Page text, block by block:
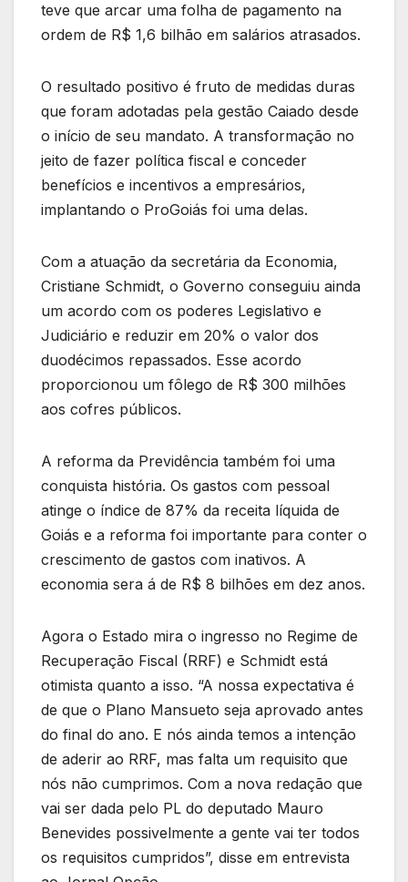
teve que arcar uma folha de pagamento na
ordem de R$ 1,6 bilhão em salários atrasados.
O resultado positivo é fruto de medidas duras
que foram adotadas pela gestão Caiado desde
o início de seu mandato. A transformação no
jeito de fazer política fiscal e conceder
benefícios e incentivos a empresários,
implantando o ProGoiás foi uma delas.
Com a atuação da secretária da Economia,
Cristiane Schmidt, o Governo conseguiu ainda
um acordo com os poderes Legislativo e
Judiciário e reduzir em 20% o valor dos
duodécimos repassados. Esse acordo
proporcionou um fôlego de R$ 300 milhões
aos cofres públicos.
A reforma da Previdência também foi uma
conquista história. Os gastos com pessoal
atinge o índice de 87% da receita líquida de
Goiás e a reforma foi importante para conter o
crescimento de gastos com inativos. A
economia sera á de R$ 8 bilhões em dez anos.
Agora o Estado mira o ingresso no Regime de
Recuperação Fiscal (RRF) e Schmidt está
otimista quanto a isso. “A nossa expectativa é
de que o Plano Mansueto seja aprovado antes
do final do ano. E nós ainda temos a intenção
de aderir ao RRF, mas falta um requisito que
nós não cumprimos. Com a nova redação que
vai ser dada pelo PL do deputado Mauro
Benevides possivelmente a gente vai ter todos
os requisitos cumpridos”, disse em entrevista